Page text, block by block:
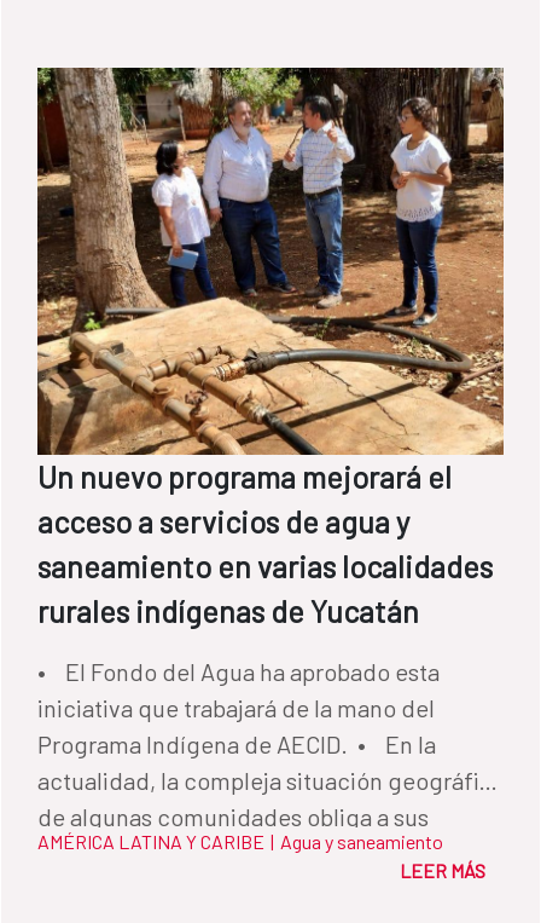
Un nuevo programa mejorará el
acceso a servicios de agua y
saneamiento en varias localidades
rurales indígenas de Yucatán
• El Fondo del Agua ha aprobado esta
iniciativa que trabajará de la mano del
Programa Indígena de AECID. • En la
actualidad, la compleja situación geográfica
de algunas comunidades obliga a sus
habitantes a desplazarse a pueblos vecinos
AMÉRICA LATINA Y CARIBE | Agua y saneamiento
LEER MÁS